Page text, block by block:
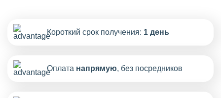
Короткий срок получения: 1 день
Оплата напрямую, без посредников